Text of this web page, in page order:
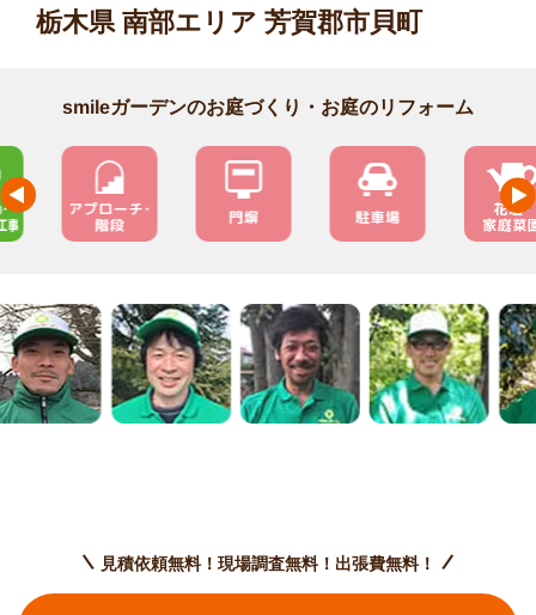
栃木県 南部エリア 芳賀郡市貝町
smileガーデンのお庭づくり・お庭のリフォーム
見積依頼無料！現場調査無料！出張費無料！